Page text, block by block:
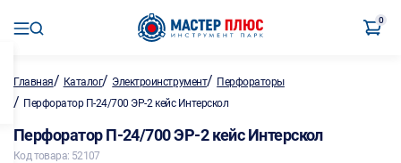
0
Главная/ Каталог/ Электроинструмент/ Перфораторы
/ Перфоратор П-24/700 ЭР-2 кейс Интерскол
Перфоратор П-24/700 ЭР-2 кейс Интерскол
Код товара: 52107